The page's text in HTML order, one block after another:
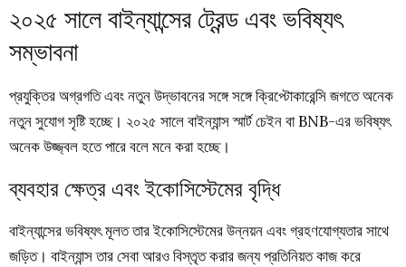
২০২৫ সালে বাইন্যান্সের ট্রেন্ড এবং ভবিষ্যৎ
সম্ভাবনা
প্রযুক্তির অগ্রগতি এবং নতুন উদ্ভাবনের সঙ্গে সঙ্গে ক্রিপ্টোকারেন্সি জগতে অনেক
নতুন সুযোগ সৃষ্টি হচ্ছে। ২০২৫ সালে বাইন্যান্স স্মার্ট চেইন বা BNB-এর ভবিষ্যৎ
অনেক উজ্জ্বল হতে পারে বলে মনে করা হচ্ছে।
ব্যবহার ক্ষেত্র এবং ইকোসিস্টেমের বৃদ্ধি
বাইন্যান্সের ভবিষ্যৎ মূলত তার ইকোসিস্টেমের উন্নয়ন এবং গ্রহণযোগ্যতার সাথে
জড়িত। বাইন্যান্স তার সেবা আরও বিস্তৃত করার জন্য প্রতিনিয়ত কাজ করে